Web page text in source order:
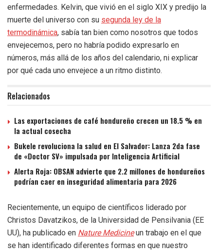
enfermedades. Kelvin, que vivió en el siglo XIX y predijo la
muerte del universo con su segunda ley de la
termodinámica, sabía tan bien como nosotros que todos
envejecemos, pero no habría podido expresarlo en
números, más allá de los años del calendario, ni explicar
por qué cada uno envejece a un ritmo distinto.
Relacionados
Las exportaciones de café hondureño crecen un 18.5 % en
la actual cosecha
Bukele revoluciona la salud en El Salvador: Lanza 2da fase
de «Doctor SV» impulsada por Inteligencia Artificial
Alerta Roja: OBSAN advierte que 2.2 millones de hondureños
podrían caer en inseguridad alimentaria para 2026
Recientemente, un equipo de científicos liderado por
Christos Davatzikos, de la Universidad de Pensilvania (EE
UU), ha publicado en Nature Medicineun trabajo en el que
se han identificado diferentes formas en que nuestro